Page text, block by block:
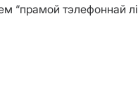
тэлефоннай